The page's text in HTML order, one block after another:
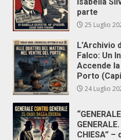
parte
25 Luglio
L’Archivio
Falco: Un
Accende
Porto
24 Luglio
CHIESA”